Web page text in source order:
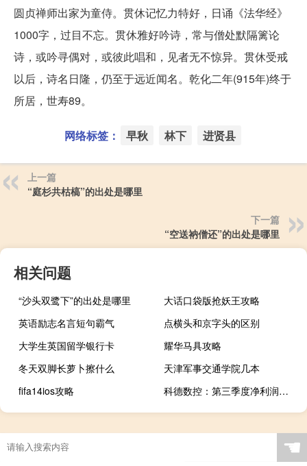
圆贞禅师出家为童侍。贯休记忆力特好，日诵《法华经》
1000字，过目不忘。贯休雅好吟诗，常与僧处默隔篱论
诗，或吟寻偶对，或彼此唱和，见者无不惊异。贯休受戒
以后，诗名日隆，仍至于远近闻名。乾化二年(915年)终于
所居，世寿89。
网络标签： 早秋 林下 进贤县
上一篇
“庭杉共枯槁”的出处是哪里
下一篇
“空送衲僧还”的出处是哪里
相关问题
“沙头双鹭下”的出处是哪里
大话口袋版抢妖王攻略
英语励志名言短句霸气
点横头和京字头的区别
大学生英国留学银行卡
耀华马具攻略
冬天双脚长萝卜擦什么
天津军事交通学院几本
fifa14ios攻略
科德数控：第三季度净利润同比增长191.15%
☚